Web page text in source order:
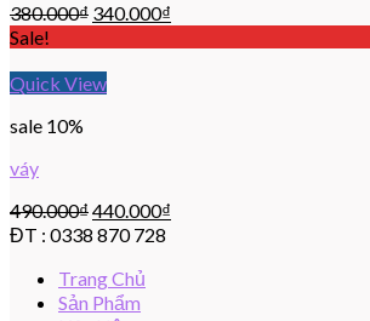
380.000₫ 340.000₫
Sale!
Quick View
sale 10%
váy
490.000₫440.000₫
ĐT : 0338 870 728
Trang Chủ
Sản Phẩm